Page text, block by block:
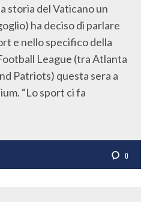
storia del Vaticano un
ha deciso di parlare
e nello specifico della
League (tra Atlanta
Patriots) questa sera a
“Lo sport ci fa
0